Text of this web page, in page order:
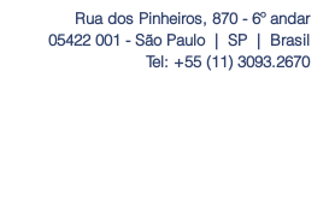
Rua dos Pinheiros, 870 - 6º andar
05422 001 - São Paulo | SP | Brasil
Tel: +55 (11) 3093.2670